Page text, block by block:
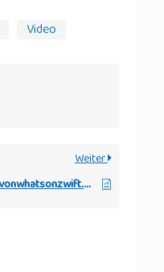
Video
Weiter
Import eines FTP-Programms vonwhatsonzwift.com